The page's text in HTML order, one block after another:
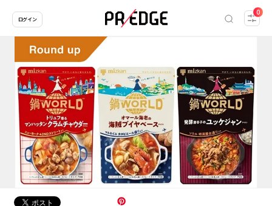
0
ログイン